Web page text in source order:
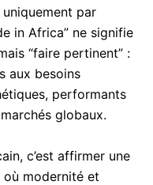
par
in Africa” ne signifie
“faire pertinent” :
aux besoins
performants
globaux.
c’est affirmer une
modernité et